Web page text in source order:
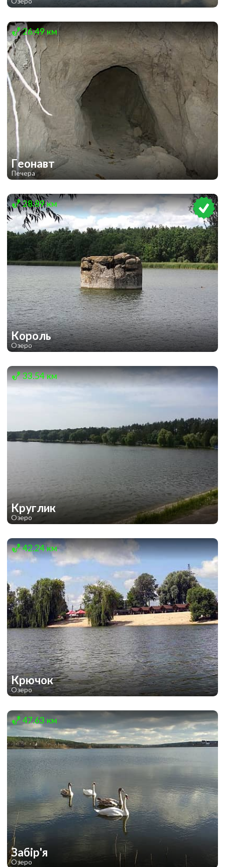
3 3
26.49 км
Геонавт
Печера
2
28.89 км
Король
Озеро
1 2
33.54 км
Круглик
Озеро
1 1
42.24 км
Крючок
Озеро
1 1
47.63 км
Забір'я
Озеро